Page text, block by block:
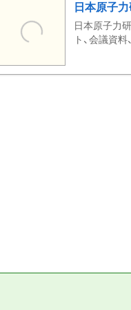
日本原子
日本原子力
ト、会議資